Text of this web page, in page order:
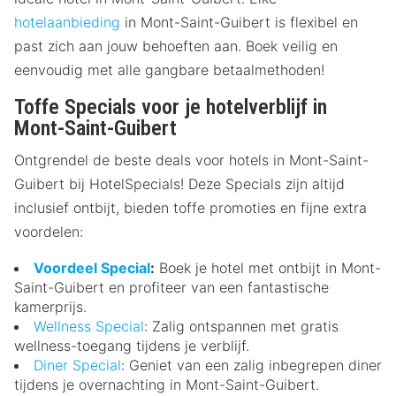
hotelaanbieding in Mont-Saint-Guibert is flexibel en
past zich aan jouw behoeften aan. Boek veilig en
eenvoudig met alle gangbare betaalmethoden!
Toffe Specials voor je hotelverblijf in
Mont-Saint-Guibert
Ontgrendel de beste deals voor hotels in Mont-Saint-
Guibert bij HotelSpecials! Deze Specials zijn altijd
inclusief ontbijt, bieden toffe promoties en fijne extra
voordelen:
Voordeel Special: Boek je hotel met ontbijt in Mont-
Saint-Guibert en profiteer van een fantastische
kamerprijs.
Wellness Special: Zalig ontspannen met gratis
wellness-toegang tijdens je verblijf.
Diner Special: Geniet van een zalig inbegrepen diner
tijdens je overnachting in Mont-Saint-Guibert.